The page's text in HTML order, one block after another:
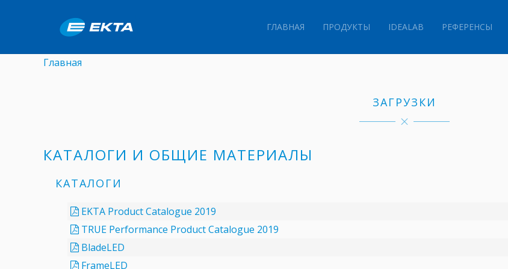
ГЛАВНАЯ ПРОДУКТЫ IDEALAB РЕФЕРЕНСЫ
Главная
ЗАГРУЗКИ
КАТАЛОГИ И ОБЩИЕ МАТЕРИАЛЫ
КАТАЛОГИ
EKTA Product Catalogue 2019
TRUE Performance Product Catalogue 2019
BladeLED
FrameLED